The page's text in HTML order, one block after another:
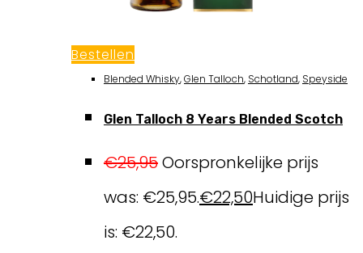
Bestellen
Blended Whisky,Glen Talloch, Schotland, Speyside
Glen Talloch 8 Years Blended Scotch
€25,95Oorspronkelijke prijs
was: €25,95.€22,50Huidige prijs
is: €22,50.